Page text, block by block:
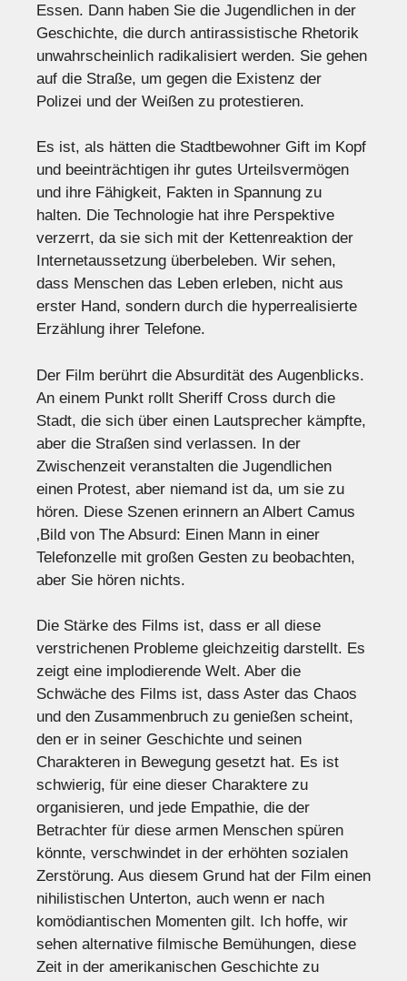
Essen. Dann haben Sie die Jugendlichen in der
Geschichte, die durch antirassistische Rhetorik
unwahrscheinlich radikalisiert werden. Sie gehen
auf die Straße, um gegen die Existenz der
Polizei und der Weißen zu protestieren.
Es ist, als hätten die Stadtbewohner Gift im Kopf
und beeinträchtigen ihr gutes Urteilsvermögen
und ihre Fähigkeit, Fakten in Spannung zu
halten. Die Technologie hat ihre Perspektive
verzerrt, da sie sich mit der Kettenreaktion der
Internetaussetzung überbeleben. Wir sehen,
dass Menschen das Leben erleben, nicht aus
erster Hand, sondern durch die hyperrealisierte
Erzählung ihrer Telefone.
Der Film berührt die Absurdität des Augenblicks.
An einem Punkt rollt Sheriff Cross durch die
Stadt, die sich über einen Lautsprecher kämpfte,
aber die Straßen sind verlassen. In der
Zwischenzeit veranstalten die Jugendlichen
einen Protest, aber niemand ist da, um sie zu
hören. Diese Szenen erinnern an Albert Camus
‚Bild von The Absurd: Einen Mann in einer
Telefonzelle mit großen Gesten zu beobachten,
aber Sie hören nichts.
Die Stärke des Films ist, dass er all diese
verstrichenen Probleme gleichzeitig darstellt. Es
zeigt eine implodierende Welt. Aber die
Schwäche des Films ist, dass Aster das Chaos
und den Zusammenbruch zu genießen scheint,
den er in seiner Geschichte und seinen
Charakteren in Bewegung gesetzt hat. Es ist
schwierig, für eine dieser Charaktere zu
organisieren, und jede Empathie, die der
Betrachter für diese armen Menschen spüren
könnte, verschwindet in der erhöhten sozialen
Zerstörung. Aus diesem Grund hat der Film einen
nihilistischen Unterton, auch wenn er nach
komödiantischen Momenten gilt. Ich hoffe, wir
sehen alternative filmische Bemühungen, diese
Zeit in der amerikanischen Geschichte zu